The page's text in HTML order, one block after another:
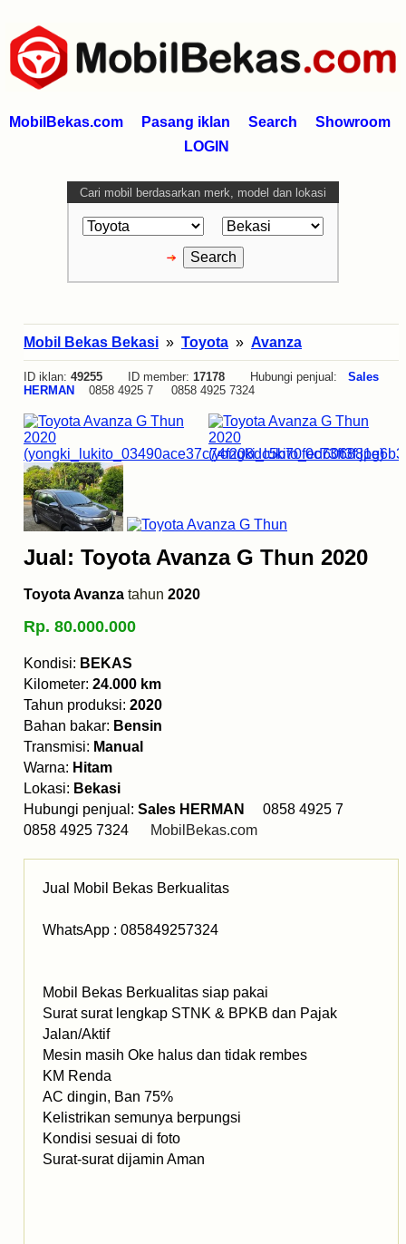
MobilBekas.com Pasang iklan Search
Showroom
LOGIN
Cari mobil berdasarkan merk, model dan lokasi
Mobil Bekas Bekasi » Toyota » Avanza
ID iklan: 49255 ID member: 17178 Hubungi penjual: Sales
HERMAN
0858 4925 7 0858 4925 7324
Jual: Toyota Avanza G Thun 2020
Toyota Avanza tahun 2020
Rp. 80.000.000
Kondisi: BEKAS
Kilometer: 24.000 km
Tahun produksi: 2020
Bahan bakar: Bensin
Transmisi: Manual
Warna: Hitam
Lokasi: Bekasi
Hubungi penjual: Sales HERMAN
0858 4925 7
0858 4925 7324
MobilBekas.com
Jual Mobil Bekas Berkualitas
WhatsApp : 085849257324
Mobil Bekas Berkualitas siap pakai
Surat surat lengkap STNK & BPKB dan Pajak
Jalan/Aktif
Mesin masih Oke halus dan tidak rembes
KM Renda
AC dingin, Ban 75%
Kelistrikan semunya berpungsi
Kondisi sesuai di foto
Surat-surat dijamin Aman